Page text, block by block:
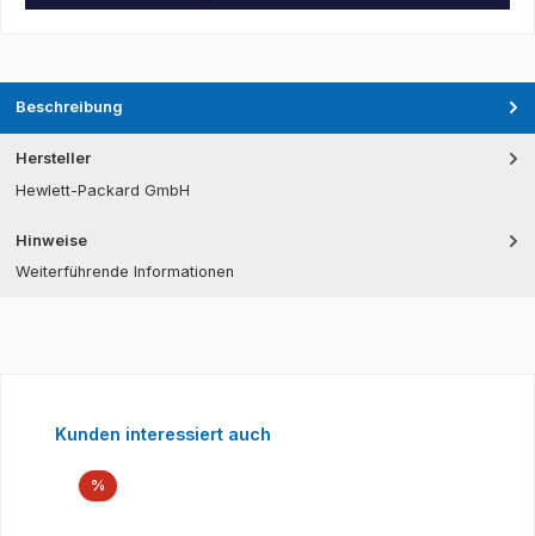
Beschreibung
Hersteller
Hewlett-Packard GmbH
Hinweise
Weiterführende Informationen
Produktgalerie überspringen
Kunden interessiert auch
%Rabatt